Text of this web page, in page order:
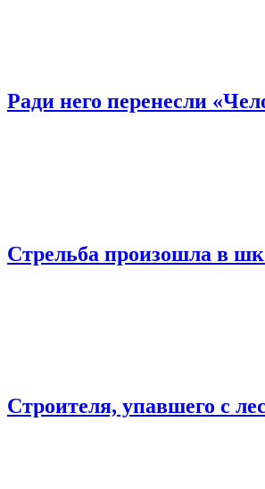
Ради него перенесли
Стрельба произошла в
Строителя, упавшего с